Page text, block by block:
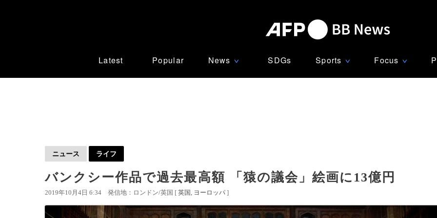
Latest Popular News ∨ SDGs Sports ∨ Focus ∨
ニュース ライフ
バンクシー作品で過去最高額 「猿の議会」絵画に13億円
2019年10月4日 6:34 発信地：ロンドン/英国 [ 英国 ヨーロッパ ]